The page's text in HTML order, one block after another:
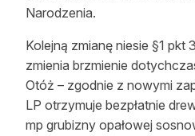
Prenumerata
Reklama
Zostań autorem
Archiwum
Narodzenia.
Kolejną zmianę niesie §1 pkt
zmienia brzmienie
Otóż – zgodnie z nowymi
LP otrzymuje bezpłatnie
mp grubizny opałowej